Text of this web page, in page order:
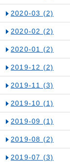
2020-03 (2)
2020-02 (2)
2020-01 (2)
2019-12 (2)
2019-11 (3)
2019-10 (1)
2019-09 (1)
2019-08 (2)
2019-07 (3)